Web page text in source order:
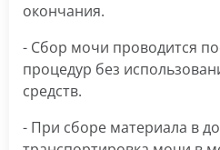
окончания.
- Сбор мочи проводится
процедур без
средств.
- При сборе материала в